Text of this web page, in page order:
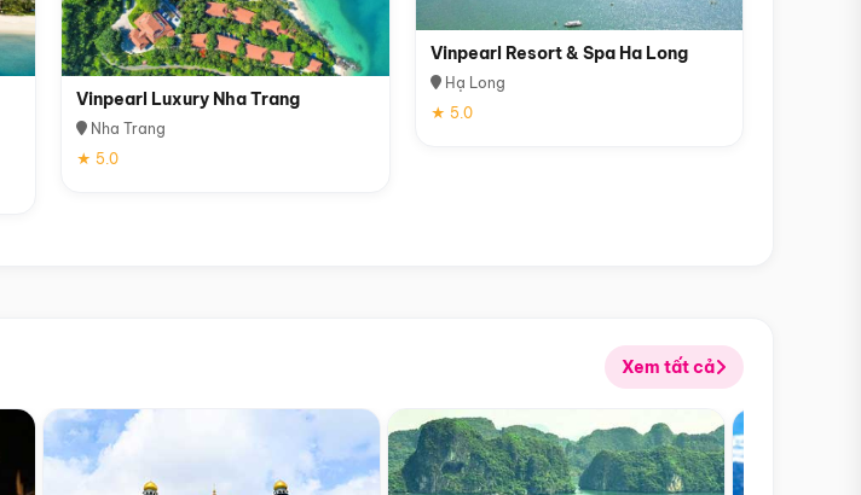
Vinpearl Luxury Nha Trang
Nha Trang
★ 5.0
Vinpearl Resort & Spa Ha Long
Hạ Long
★ 5.0
Xem tất cả